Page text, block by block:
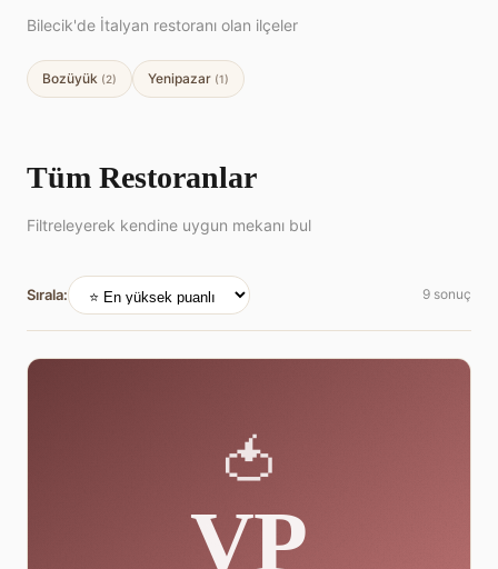
Bilecik'de İtalyan restoranı olan ilçeler
Bozüyük (2) Yenipazar (1)
Tüm Restoranlar
Filtreleyerek kendine uygun mekanı bul
Sırala: 9 sonuç